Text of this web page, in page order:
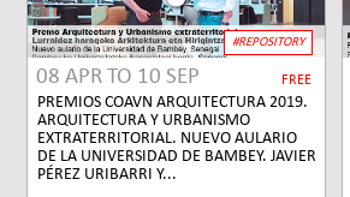
08 APR TO 10 SEP FREE
PREMIOS COAVN ARQUITECTURA 2019.
ARQUITECTURA Y URBANISMO
EXTRATERRITORIAL. NUEVO AULARIO
DE LA UNIVERSIDAD DE BAMBEY. JAVIER
PÉREZ URIBARRI Y...
#REPOSITORY